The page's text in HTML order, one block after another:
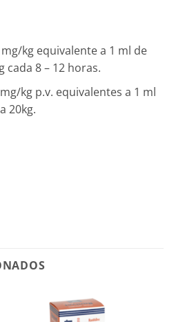
mg/kg equivalente a 1 ml de
cada 8 – 12 horas.
kg p.v. equivalentes a 1 ml
20kg.